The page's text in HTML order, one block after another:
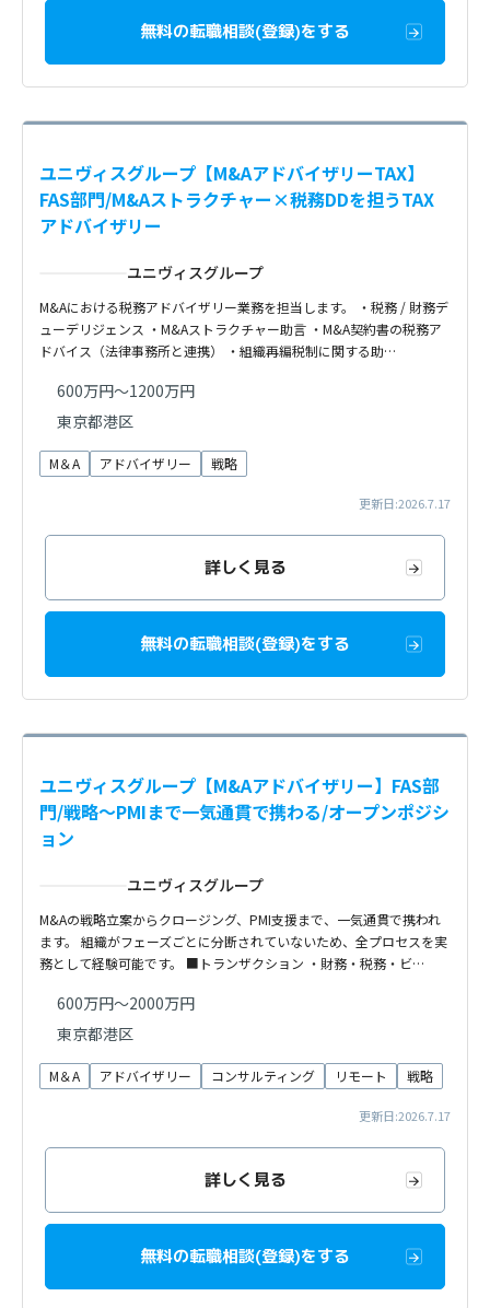
無料の転職相談(登録)をする
ユニヴィスグループ【M&AアドバイザリーTAX】
FAS部門/M&Aストラクチャー×税務DDを担うTAX
アドバイザリー
ユニヴィスグループ
M&Aにおける税務アドバイザリー業務を担当します。 ・税務 / 財務デ
ューデリジェンス ・M&Aストラクチャー助言 ・M&A契約書の税務ア
ドバイス（法律事務所と連携） ・組織再編税制に関する助…
600万円～1200万円
東京都港区
M＆A アドバイザリー 戦略
更新日:2026.7.17
詳しく見る
無料の転職相談(登録)をする
ユニヴィスグループ【M&Aアドバイザリー】FAS部
門/戦略〜PMIまで一気通貫で携わる/オープンポジシ
ョン
ユニヴィスグループ
M&Aの戦略立案からクロージング、PMI支援まで、一気通貫で携われ
ます。 組織がフェーズごとに分断されていないため、全プロセスを実
務として経験可能です。 ■トランザクション ・財務・税務・ビ…
600万円～2000万円
東京都港区
M＆A アドバイザリー コンサルティング リモート 戦略
更新日:2026.7.17
詳しく見る
無料の転職相談(登録)をする